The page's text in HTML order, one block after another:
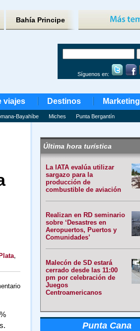
Bahía Principe
Síguenos en:
viajes Destinos Marketing
Bayahíbe Miches Punta Bergantín
,
Última hora turística
La IATA evalúa utilizar
sargazo para la
producción de
combustible de aviación
Realizan en RD seminario
sobre ‘Desastres en
Aeropuertos, Puertos y
Comunidades’
Malecón de SD estará
cerrado desde las 11:00
pm por celebración de
Juegos
Centroamericanos
Punta Cana